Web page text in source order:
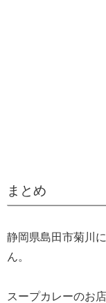
まとめ
静岡県島田市菊川
ん。
スープカレーのお